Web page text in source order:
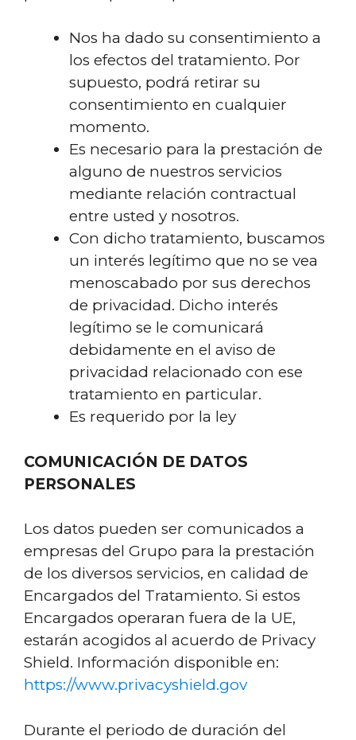
Nos ha dado su consentimiento a
los efectos del tratamiento. Por
supuesto, podrá retirar su
consentimiento en cualquier
momento.
Es necesario para la prestación de
alguno de nuestros servicios
mediante relación contractual
entre usted y nosotros.
Con dicho tratamiento, buscamos
un interés legítimo que no se vea
menoscabado por sus derechos
de privacidad. Dicho interés
legítimo se le comunicará
debidamente en el aviso de
privacidad relacionado con ese
tratamiento en particular.
Es requerido por la ley
COMUNICACIÓN DE DATOS
PERSONALES
Los datos pueden ser comunicados a
empresas del Grupo para la prestación
de los diversos servicios, en calidad de
Encargados del Tratamiento. Si estos
Encargados operaran fuera de la UE,
estarán acogidos al acuerdo de Privacy
Shield. Información disponible en:
https://www.privacyshield.gov
Durante el periodo de duración del